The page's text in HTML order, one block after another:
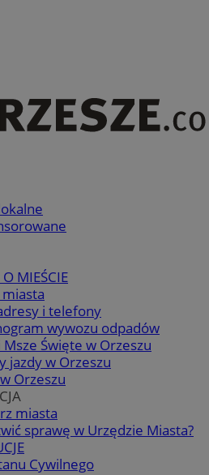
MIEŚCIE
i telefony
wywozu odpadów
Msze Święte w Orzeszu
jazdy w Orzeszu
Orzeszu
miasta
sprawę w Urzędzie Miasta?
Cywilnego